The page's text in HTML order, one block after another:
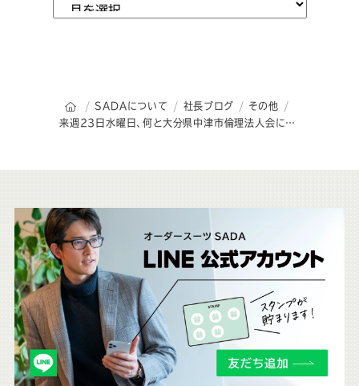
オーダースーツSADAのトップページ
SADAについて 社長ブログ
その他
来週23日水曜日、何と大分県中津市倫理法人会にて、講話をさせて頂けることになりました!
こ
ち
ら
も
チ